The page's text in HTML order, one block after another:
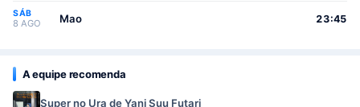
SÁB
8 AGO Mao 23:45
A equipe recomenda
Super no Ura de Yani Suu Futari